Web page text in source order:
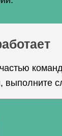
выполните